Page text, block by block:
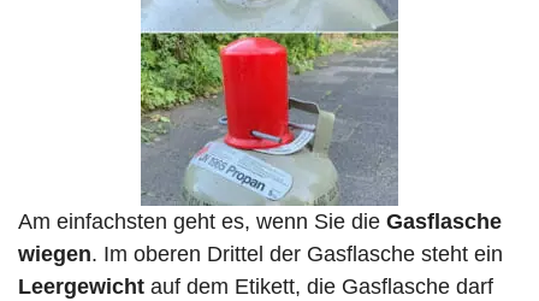
Am einfachsten geht es, wenn Sie die Gasflasche
wiegen. Im oberen Drittel der Gasflasche steht ein
Leergewicht auf dem Etikett, die Gasflasche darf